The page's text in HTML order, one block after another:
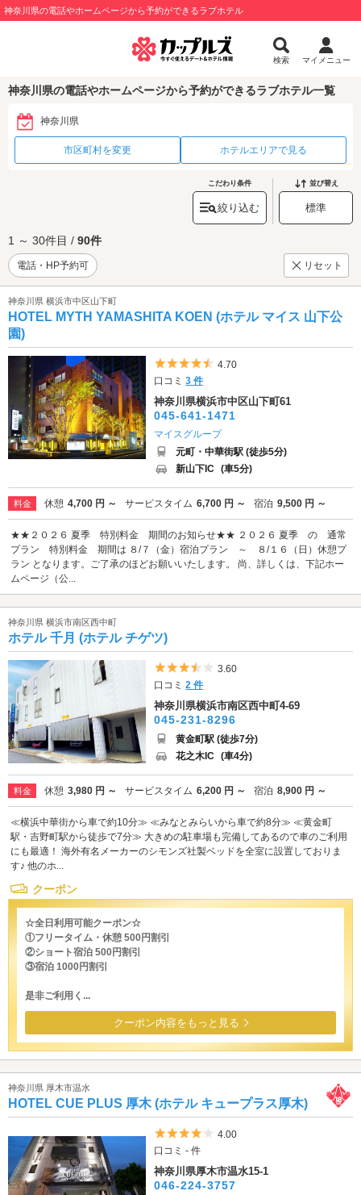
神奈川県の電話やホームページから予約ができるラブホテル
検索 マイメニュー
神奈川県の電話やホームページから予約ができるラブホテル一覧
神奈川県
市区町村を変更 ホテルエリアで見る
こだわり条件
絞り込む
並び替え
標準
1 ～ 30件目 / 90件
電話・HP予約可 リセット
神奈川県 横浜市中区山下町
HOTEL MYTH YAMASHITA KOEN (ホテル マイス 山下公
園)
5つ星のうち4.5
4.70
口コミ3 件
神奈川県横浜市中区山下町61
045-641-1471
マイスグループ
元町・中華街駅 (徒歩5分)
新山下IC (車5分)
料金 休憩 4,700 円 ～ サービスタイム 6,700 円 ～ 宿泊 9,500 円 ～
★★２０２６ 夏季 特別料金 期間のお知らせ★★ ２０２６ 夏季 の 通常
プラン 特別料金 期間は ８/７（金）宿泊プラン ～ ８/１６（日）休憩プ
ラン となります。ご了承のほどお願いいたします。 尚、詳しくは、下記ホー
ムページ（公...
神奈川県 横浜市南区西中町
ホテル 千月 (ホテル チゲツ)
5つ星のうち3.5
3.60
口コミ2 件
神奈川県横浜市南区西中町4-69
045-231-8296
黄金町駅 (徒歩7分)
花之木IC (車4分)
料金 休憩 3,980 円 ～ サービスタイム 6,200 円 ～ 宿泊 8,900 円 ～
≪横浜中華街から車で約10分≫ ≪みなとみらいから車で約8分≫ ≪黄金町
駅・吉野町駅から徒歩で7分≫ 大きめの駐車場も完備してあるので車のご利用
にも最適！ 海外有名メーカーのシモンズ社製ベッドを全室に設置しておりま
す♪ 他のホ...
クーポン
☆全日利用可能クーポン☆
①フリータイム・休憩 500円割引
②ショート宿泊 500円割引
③宿泊 1000円割引
是非ご利用く...
クーポン内容をもっと見る
神奈川県 厚木市温水
HOTEL CUE PLUS 厚木 (ホテル キュープラス厚木)
5つ星のうち4
4.00
口コミ - 件
神奈川県厚木市温水15-1
046-224-3757